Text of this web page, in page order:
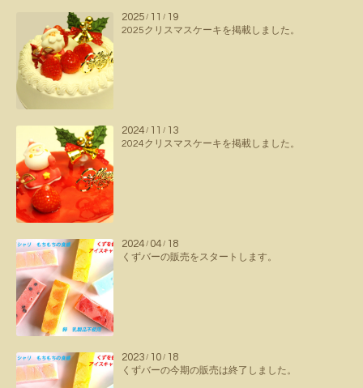
2025 / 11 / 19
2025クリスマスケーキを掲載しました。
2024 / 11 / 13
2024クリスマスケーキを掲載しました。
2024 / 04 / 18
くずバーの販売をスタートします。
2023 / 10 / 18
くずバーの今期の販売は終了しました。